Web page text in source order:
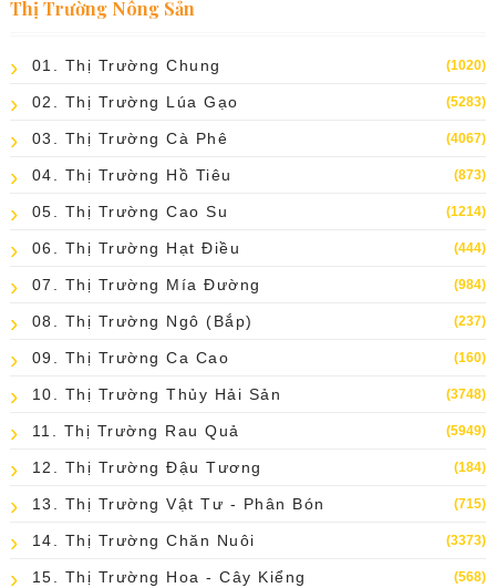
Thị Trường Nông Sản
01. Thị Trường Chung (1020)
02. Thị Trường Lúa Gạo (5283)
03. Thị Trường Cà Phê (4067)
04. Thị Trường Hồ Tiêu (873)
05. Thị Trường Cao Su (1214)
06. Thị Trường Hạt Điều (444)
07. Thị Trường Mía Đường (984)
08. Thị Trường Ngô (bắp) (237)
09. Thị Trường Ca Cao (160)
10. Thị Trường Thủy Hải Sản (3748)
11. Thị Trường Rau Quả (5949)
12. Thị Trường Đậu Tương (184)
13. Thị Trường Vật Tư - Phân Bón (715)
14. Thị Trường Chăn Nuôi (3373)
15. Thị Trường Hoa - Cây Kiểng (568)